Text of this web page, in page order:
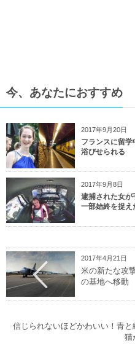
今、あなたにおすすめ
2017年9月20日
フランスに留
浴びせられる
2017年9月8日
逮捕された女
一部始終を捉え
2017年4月21日
米の新たな攻
の基地へ移動
信じられないほどかわいい！青と
猫